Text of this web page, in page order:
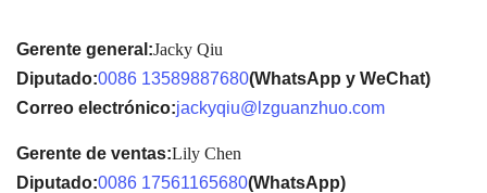
Gerente general:Jacky Qiu
Diputado:0086 13589887680(WhatsApp y WeChat)
Correo electrónico:jackyqiu@lzguanzhuo.com
Gerente de ventas:Lily Chen
Diputado:0086 17561165680(WhatsApp)